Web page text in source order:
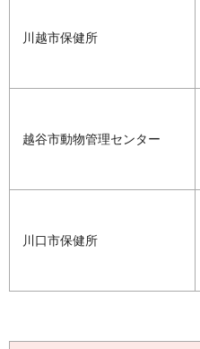
川越市保健所
越谷市動物管理センター
川口市保健所